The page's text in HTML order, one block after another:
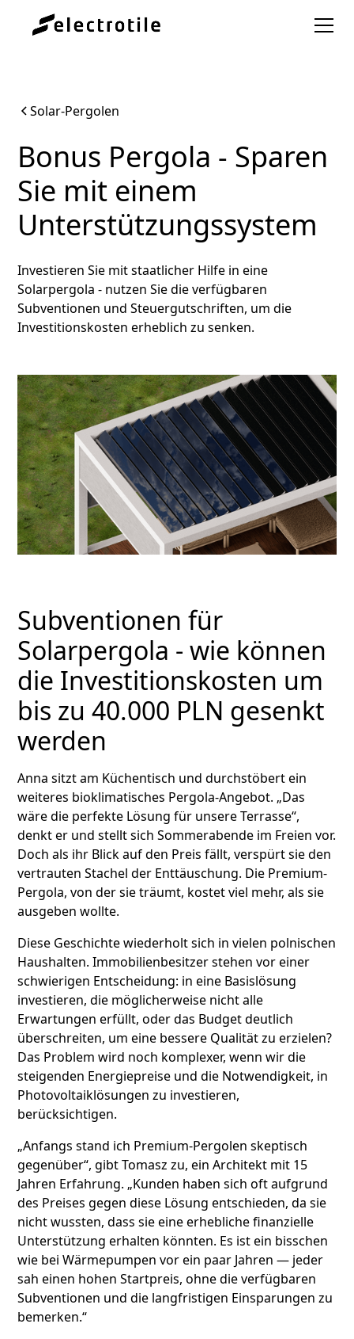
Solar-Pergolen
Bonus Pergola - Sparen
Sie mit einem
Unterstützungssystem
Investieren Sie mit staatlicher Hilfe in eine
Solarpergola - nutzen Sie die verfügbaren
Subventionen und Steuergutschriften, um die
Investitionskosten erheblich zu senken.
Subventionen für
Solarpergola - wie können
die Investitionskosten um
bis zu 40.000 PLN gesenkt
werden
Anna sitzt am Küchentisch und durchstöbert ein
weiteres bioklimatisches Pergola-Angebot. „Das
wäre die perfekte Lösung für unsere Terrasse“,
denkt er und stellt sich Sommerabende im Freien vor.
Doch als ihr Blick auf den Preis fällt, verspürt sie den
vertrauten Stachel der Enttäuschung. Die Premium-
Pergola, von der sie träumt, kostet viel mehr, als sie
ausgeben wollte.
Diese Geschichte wiederholt sich in vielen polnischen
Haushalten. Immobilienbesitzer stehen vor einer
schwierigen Entscheidung: in eine Basislösung
investieren, die möglicherweise nicht alle
Erwartungen erfüllt, oder das Budget deutlich
überschreiten, um eine bessere Qualität zu erzielen?
Das Problem wird noch komplexer, wenn wir die
steigenden Energiepreise und die Notwendigkeit, in
Photovoltaiklösungen zu investieren,
berücksichtigen.
„Anfangs stand ich Premium-Pergolen skeptisch
gegenüber“, gibt Tomasz zu, ein Architekt mit 15
Jahren Erfahrung. „Kunden haben sich oft aufgrund
des Preises gegen diese Lösung entschieden, da sie
nicht wussten, dass sie eine erhebliche finanzielle
Unterstützung erhalten könnten. Es ist ein bisschen
wie bei Wärmepumpen vor ein paar Jahren — jeder
sah einen hohen Startpreis, ohne die verfügbaren
Subventionen und die langfristigen Einsparungen zu
bemerken.“